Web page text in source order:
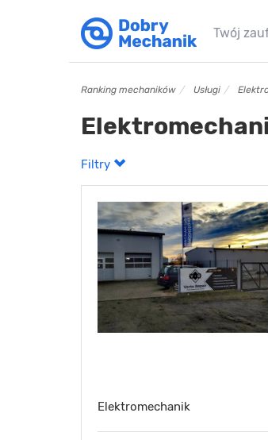
Twój
Ranking mechaników Usługi
Filtry
Elektromechanik